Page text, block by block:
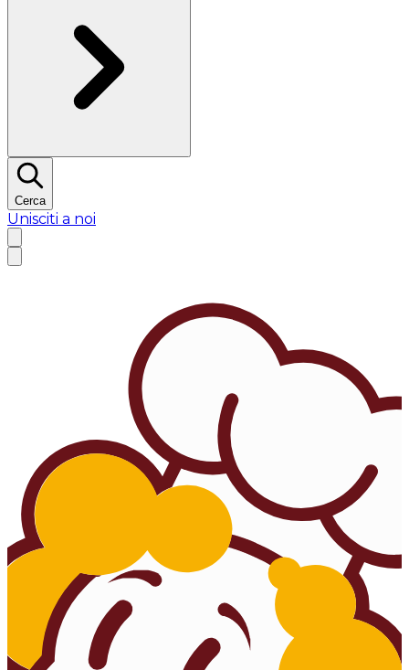
Cerca
Unisciti a noi